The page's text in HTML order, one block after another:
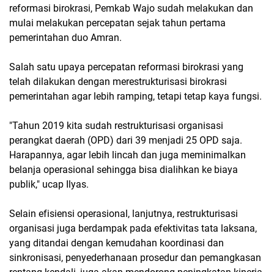
reformasi birokrasi, Pemkab Wajo sudah melakukan dan
mulai melakukan percepatan sejak tahun pertama
pemerintahan duo Amran.
Salah satu upaya percepatan reformasi birokrasi yang
telah dilakukan dengan merestrukturisasi birokrasi
pemerintahan agar lebih ramping, tetapi tetap kaya fungsi.
"Tahun 2019 kita sudah restrukturisasi organisasi
perangkat daerah (OPD) dari 39 menjadi 25 OPD saja.
Harapannya, agar lebih lincah dan juga meminimalkan
belanja operasional sehingga bisa dialihkan ke biaya
publik," ucap Ilyas.
Selain efisiensi operasional, lanjutnya, restrukturisasi
organisasi juga berdampak pada efektivitas tata laksana,
yang ditandai dengan kemudahan koordinasi dan
sinkronisasi, penyederhanaan prosedur dan pemangkasan